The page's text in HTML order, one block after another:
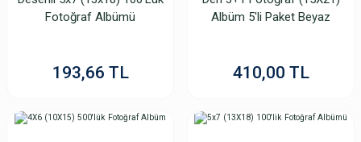
Fotoğraf Albümü
193,66 TL
Albüm 5'li Paket Beyaz
410,00 TL